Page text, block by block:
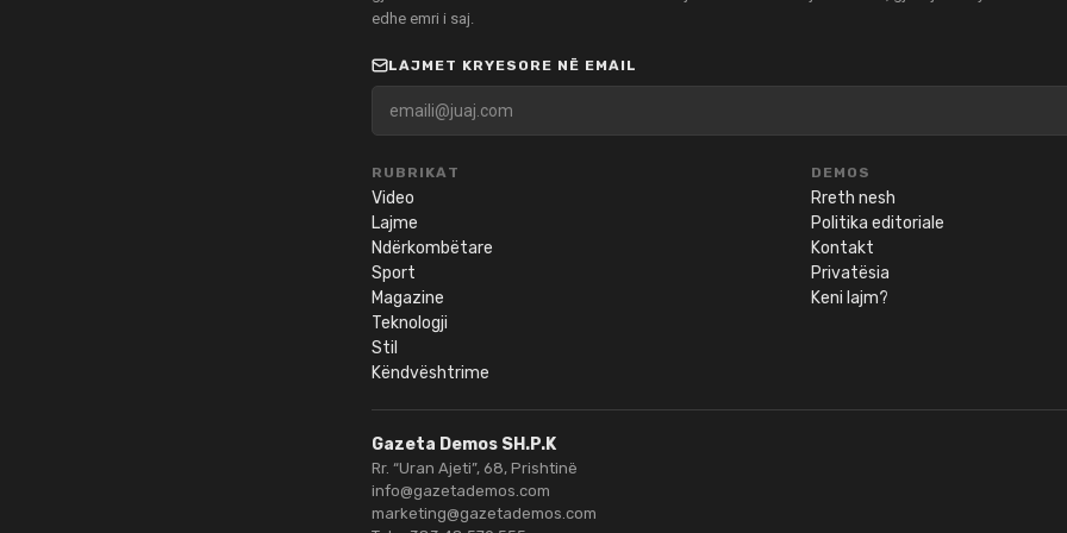
edhe emri i saj.
LAJMET KRYESORE NË EMAIL
RUBRIKAT
Video
Lajme
Ndërkombëtare
Sport
Magazine
Teknologji
Stil
Këndvështrime
DEMOS
Rreth nesh
Politika editoriale
Kontakt
Privatësia
Keni lajm?
Gazeta Demos SH.P.K
Rr. “Uran Ajeti”, 68, Prishtinë
info@gazetademos.com
marketing@gazetademos.com